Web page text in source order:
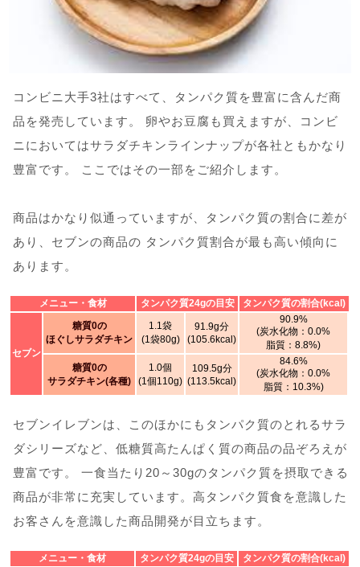
コンビニ大手3社はすべて、タンパク質を豊富に含んだ商
品を発売しています。 卵やお豆腐も買えますが、コンビ
ニにおいてはサラダチキンラインナップが各社ともかなり
豊富です。 ここではその一部をご紹介します。
商品はかなり似通っていますが、タンパク質の割合に差が
あり、セブンの商品の タンパク質割合が最も高い傾向に
あります。
メニュー・食材 タンパク質24gの目安 タンパク質の割合(kcal)
セブン
糖質0の
ほぐしサラダチキン
1.1袋
(1袋80g)
91.9g分
(105.6kcal)
90.9%
(炭水化物：0.0%
脂質：8.8%)
糖質0の
サラダチキン(各種)
1.0個
(1個110g)
109.5g分
(113.5kcal)
84.6%
(炭水化物：0.0%
脂質：10.3%)
セブンイレブンは、このほかにもタンパク質のとれるサラ
ダシリーズなど、低糖質高たんぱく質の商品の品ぞろえが
豊富です。 一食当たり20～30gのタンパク質を摂取できる
商品が非常に充実しています。高タンパク質食を意識した
お客さんを意識した商品開発が目立ちます。
メニュー・食材 タンパク質24gの目安 タンパク質の割合(kcal)